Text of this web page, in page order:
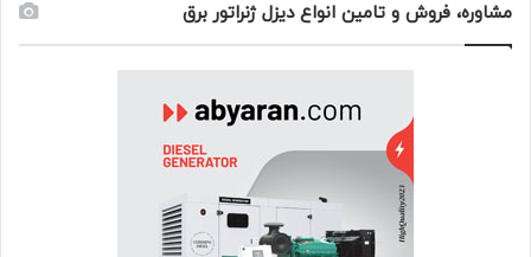
مشاوره، فروش و تامین انواع دیزل ژنراتور برق